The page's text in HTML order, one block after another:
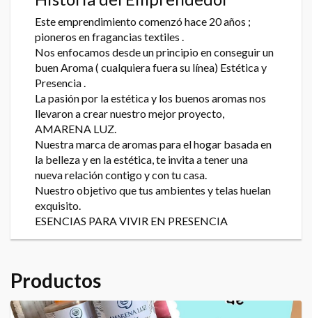
Este emprendimiento comenzó hace 20 años ;
pioneros en fragancias textiles .
Nos enfocamos desde un principio en conseguir un
buen Aroma ( cualquiera fuera su línea) Estética y
Presencia .
La pasión por la estética y los buenos aromas nos
llevaron a crear nuestro mejor proyecto,
AMARENA LUZ.
Nuestra marca de aromas para el hogar basada en
la belleza y en la estética, te invita a tener una
nueva relación contigo y con tu casa.
Nuestro objetivo que tus ambientes y telas huelan
exquisito.
ESENCIAS PARA VIVIR EN PRESENCIA
Productos